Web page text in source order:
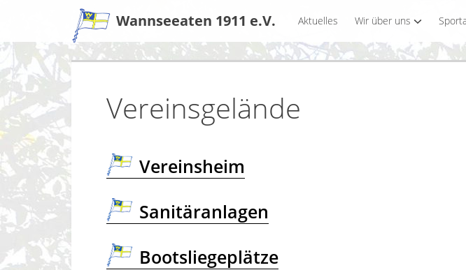
Wannseeaten 1911 e.V. Aktuelles Wir über uns
Vereinsgelände
Vereinsheim
Sanitäranlagen
Bootsliegeplätze